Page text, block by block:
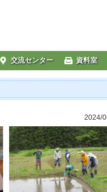
交流センター 資料室
2024/